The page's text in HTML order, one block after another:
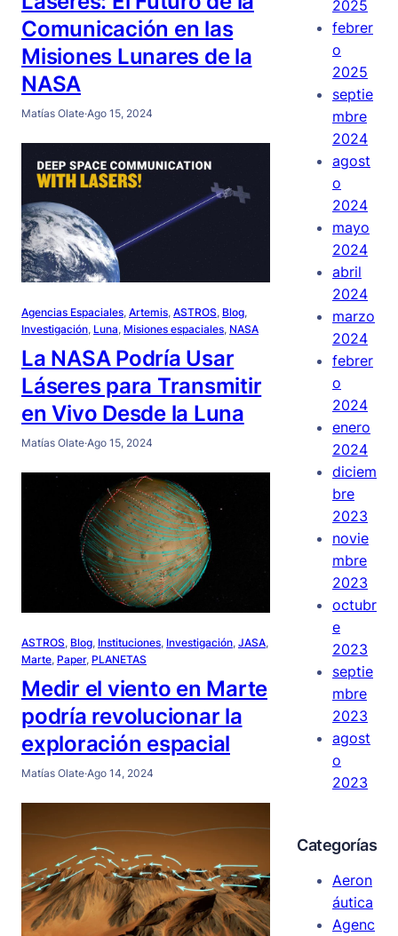
Comunicación en las
Misiones Lunares de la
NASA
Matías Olate·Ago 15, 2024
Agencias Espaciales, Artemis, ASTROS, Blog
Investigación, Luna, Misiones espaciales, NASA
La NASA Podría Usar
Láseres para Transmitir
en Vivo Desde la Luna
Matías Olate·Ago 15, 2024
ASTROS, Blog, Instituciones, Investigación, JASA
Marte, Paper, PLANETAS
Medir el viento en Marte
podría revolucionar la
exploración espacial
Matías Olate·Ago 14, 2024
2025
febrer
o
2025
septie
mbre
2024
agost
o
2024
mayo
2024
abril
2024
marzo
2024
febrer
o
2024
enero
2024
diciem
bre
2023
novie
mbre
2023
octubr
e
2023
septie
mbre
2023
agost
o
2023
Categorías
Aeron
áutica
Agenc